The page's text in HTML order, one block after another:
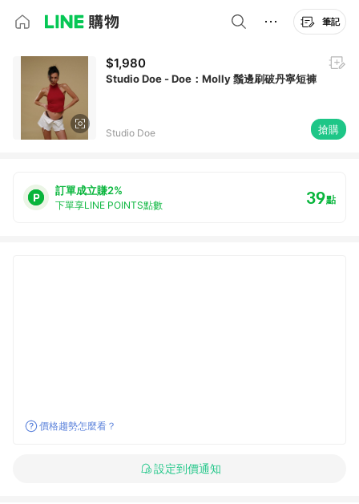
筆記
$1,980
Studio Doe - Doe：Molly 鬚邊刷破丹寧短褲
Studio Doe 搶購
訂單成立賺2%
下單享LINE POINTS點數 39點
價格趨勢怎麼看？
設定到價通知